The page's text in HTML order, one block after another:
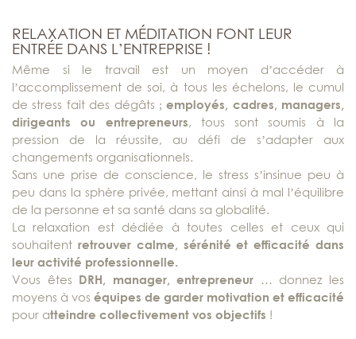
RELAXATION ET MÉDITATION FONT LEUR
ENTRÉE DANS L’ENTREPRISE !
Même si le travail est un moyen d’accéder à
l’accomplissement de soi, à tous les échelons, le cumul
de stress fait des dégâts ;employés, cadres, managers,
dirigeants ou entrepreneurs, tous sont soumis à la
pression de la réussite, au défi de s’adapter aux
changements organisationnels.
Sans une prise de conscience, le stress s’insinue peu à
peu dans la sphère privée, mettant ainsi à mal l’équilibre
de la personne et sa santé dans sa globalité.
La relaxation est dédiée à toutes celles et ceux qui
souhaitent retrouver calme, sérénité et efficacité dans
leur activité professionnelle.
Vous êtes DRH, manager, entrepreneur … donnez les
moyens à vos équipes de garder motivation et efficacité
pour atteindre collectivement vos objectifs !